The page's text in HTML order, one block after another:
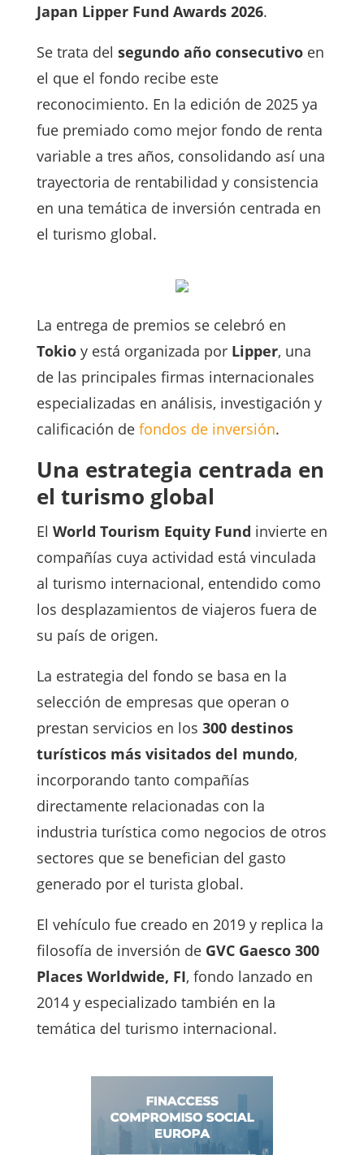
Japan Lipper Fund Awards 2026.
Se trata del segundo año consecutivoen
el que el fondo recibe este
reconocimiento. En la edición de 2025 ya
fue premiado como mejor fondo de renta
variable a tres años, consolidando así una
trayectoria de rentabilidad y consistencia
en una temática de inversión centrada en
el turismo global.
La entrega de premios se celebró en
Tokioy está organizada por Lipper, una
de las principales firmas internacionales
especializadas en análisis, investigación y
calificación de fondos de inversión.
Una estrategia centrada en
el turismo global
El World Tourism Equity Fund invierte en
compañías cuya actividad está vinculada
al turismo internacional, entendido como
los desplazamientos de viajeros fuera de
su país de origen.
La estrategia del fondo se basa en la
selección de empresas que operan o
prestan servicios en los 300 destinos
turísticos más visitados del mundo,
incorporando tanto compañías
directamente relacionadas con la
industria turística como negocios de otros
sectores que se benefician del gasto
generado por el turista global.
El vehículo fue creado en 2019 y replica la
filosofía de inversión de GVC Gaesco 300
Places Worldwide, FI, fondo lanzado en
2014 y especializado también en la
temática del turismo internacional.